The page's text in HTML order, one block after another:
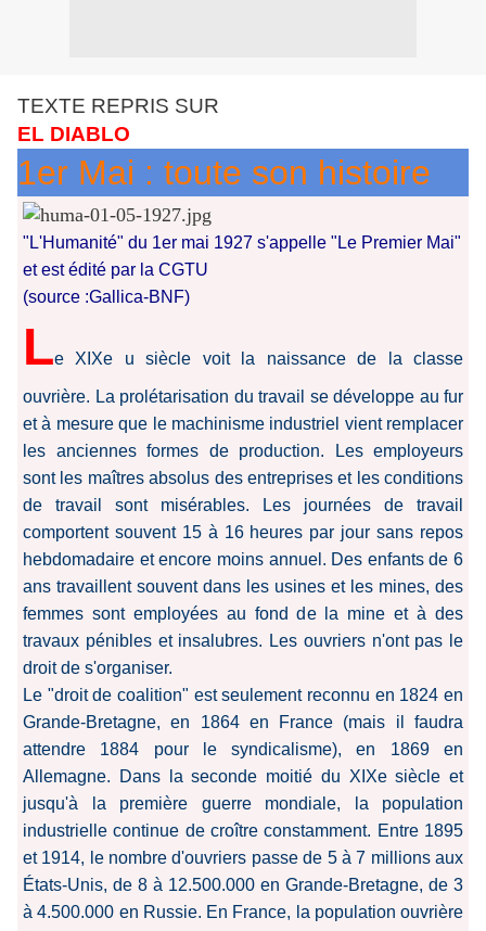
TEXTE REPRIS SUR
EL DIABLO
1er Mai : toute son histoire
"L'Humanité" du 1er mai 1927 s'appelle "Le Premier Mai"
et est édité par la CGTU
(source :Gallica-BNF)
Le XIXe u siècle voit la naissance de la classe
ouvrière. La prolétarisation du travail se développe au fur
et à mesure que le machinisme industriel vient remplacer
les anciennes formes de production. Les employeurs
sont les maîtres absolus des entreprises et les conditions
de travail sont misérables. Les journées de travail
comportent souvent 15 à 16 heures par jour sans repos
hebdomadaire et encore moins annuel. Des enfants de 6
ans travaillent souvent dans les usines et les mines, des
femmes sont employées au fond de la mine et à des
travaux pénibles et insalubres. Les ouvriers n'ont pas le
droit de s'organiser.
Le "droit de coalition" est seulement reconnu en 1824 en
Grande-Bretagne, en 1864 en France (mais il faudra
attendre 1884 pour le syndicalisme), en 1869 en
Allemagne. Dans la seconde moitié du XIXe siècle et
jusqu'à la première guerre mondiale, la population
industrielle continue de croître constamment. Entre 1895
et 1914, le nombre d'ouvriers passe de 5 à 7 millions aux
États-Unis, de 8 à 12.500.000 en Grande-Bretagne, de 3
à 4.500.000 en Russie. En France, la population ouvrière